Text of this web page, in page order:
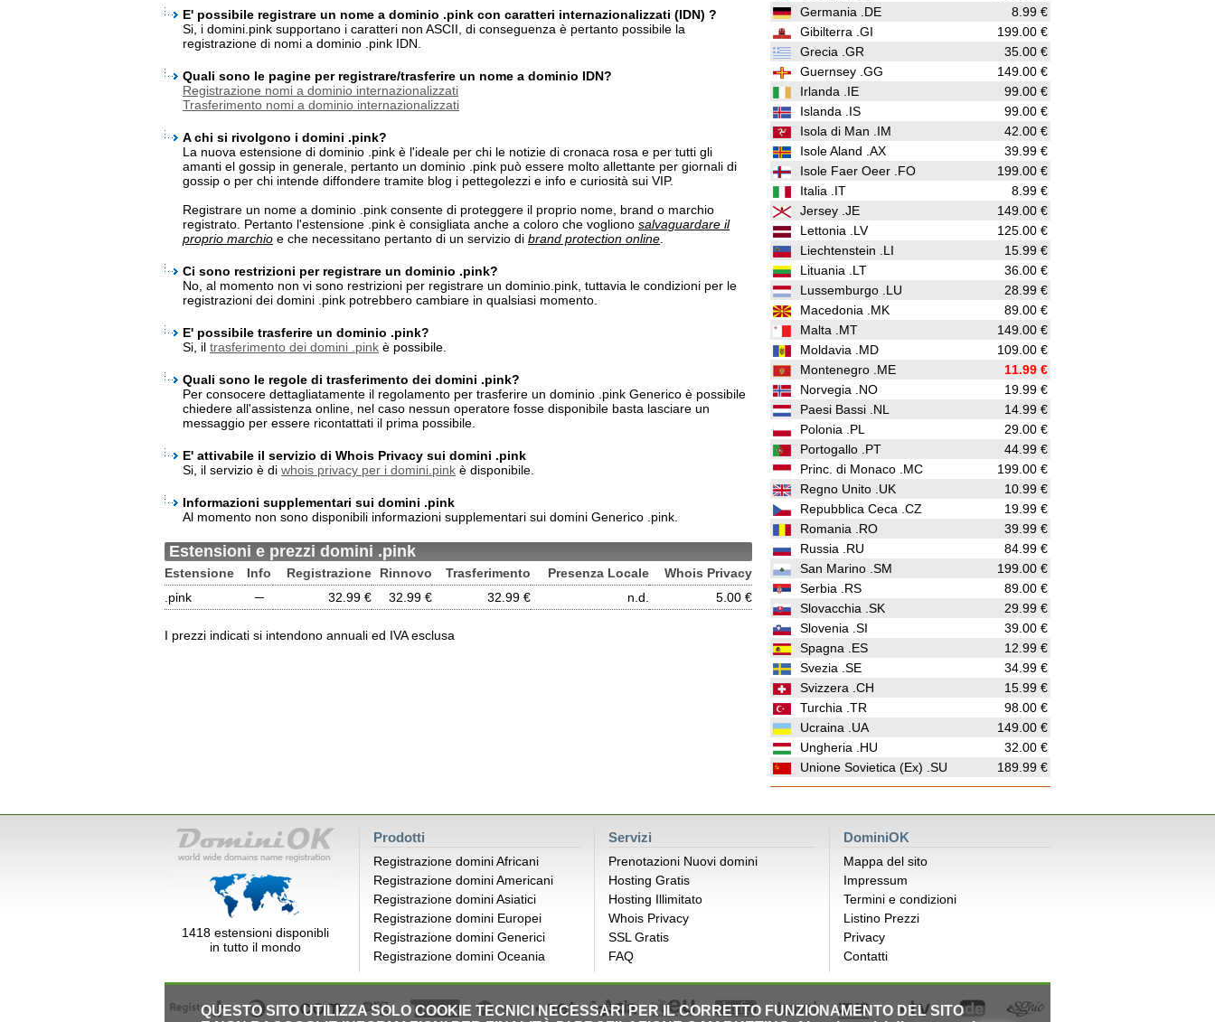
E' possibile registrare un nome a dominio .pink con caratteri internazionalizzati (IDN) ?
Si, i domini.pink supportano i caratteri non ASCII, di conseguenza è pertanto possibile la
registrazione di nomi a dominio .pink IDN.
Quali sono le pagine per registrare/trasferire un nome a dominio IDN?
Registrazione nomi a dominio internazionalizzati
Trasferimento nomi a dominio internazionalizzati
A chi si rivolgono i domini .pink?
La nuova estensione di dominio .pink è l'ideale per chi le notizie di cronaca rosa e per tutti gli
amanti el gossip in generale, pertanto un dominio .pink può essere molto allettante per giornali di
gossip o per chi intende diffondere tramite blog i pettegolezzi e info e curiosità sui VIP.
Registrare un nome a dominio .pink consente di proteggere il proprio nome, brand o marchio
registrato. Pertanto l'estensione .pink è consigliata anche a coloro che vogliono salvaguardare il
proprio marchio e che necessitano pertanto di un servizio di brand protection online
Ci sono restrizioni per registrare un dominio .pink?
No, al momento non vi sono restrizioni per registrare un dominio.pink, tuttavia le condizioni per le
registrazioni dei domini .pink potrebbero cambiare in qualsiasi momento.
E' possibile trasferire un dominio .pink?
Si, il trasferimento dei domini .pink è possibile.
Quali sono le regole di trasferimento dei domini .pink?
Per consocere dettagliatamente il regolamento per trasferire un dominio .pink Generico è possibile
chiedere all'assistenza online, nel caso nessun operatore fosse disponibile basta lasciare un
messaggio per essere ricontattati il prima possibile.
E' attivabile il servizio di Whois Privacy sui domini .pink
Si, il servizio è di whois privacy per i domini.pink è disponibile.
Informazioni supplementari sui domini .pink
Al momento non sono disponibili informazioni supplementari sui domini Generico .pink.
Estensioni e prezzi domini .pink
Estensione Info Registrazione Rinnovo Trasferimento Presenza Locale
Whois Privacy
.pink
─ 32.99 € 32.99 € 32.99 € n.d. 5.00 €
I prezzi indicati si intendono annuali ed IVA esclusa
Germania .DE
8.99 €
Gibilterra .GI
199.00 €
Grecia .GR
35.00 €
Guernsey .GG
149.00 €
Irlanda .IE
99.00 €
Islanda .IS
99.00 €
Isola di Man .IM
42.00 €
Isole Aland .AX
39.99 €
Isole Faer Oeer .FO
199.00 €
Italia .IT
8.99 €
Jersey .JE
149.00 €
Lettonia .LV
125.00 €
Liechtenstein .LI
15.99 €
Lituania .LT
36.00 €
Lussemburgo .LU
28.99 €
Macedonia .MK
89.00 €
Malta .MT
149.00 €
Moldavia .MD
109.00 €
Montenegro .ME
11.99 €
Norvegia .NO
19.99 €
Paesi Bassi .NL
14.99 €
Polonia .PL
29.00 €
Portogallo .PT
44.99 €
Princ. di Monaco .MC
199.00 €
Regno Unito .UK
10.99 €
Repubblica Ceca .CZ
19.99 €
Romania .RO
39.99 €
Russia .RU
84.99 €
San Marino .SM
199.00 €
Serbia .RS
89.00 €
Slovacchia .SK
29.99 €
Slovenia .SI
39.00 €
Spagna .ES
12.99 €
Svezia .SE
34.99 €
Svizzera .CH
15.99 €
Turchia .TR
98.00 €
Ucraina .UA
149.00 €
Ungheria .HU
32.00 €
Unione Sovietica (Ex) .SU
189.99 €
1418 estensioni disponibli
in tutto il mondo
Prodotti
Registrazione domini Africani
Registrazione domini Americani
Registrazione domini Asiatici
Registrazione domini Europei
Registrazione domini Generici
Registrazione domini Oceania
Servizi
Prenotazioni Nuovi domini
Hosting Gratis
Hosting Illimitato
Whois Privacy
SSL Gratis
FAQ
DominiOK
Mappa del sito
Impressum
Termini e condizioni
Listino Prezzi
Privacy
Contatti
QUESTO SITO UTILIZZA SOLO COOKIE TECNICI NECESSARI PER IL CORRETTO FUNZIONAMENTO DEL SITO